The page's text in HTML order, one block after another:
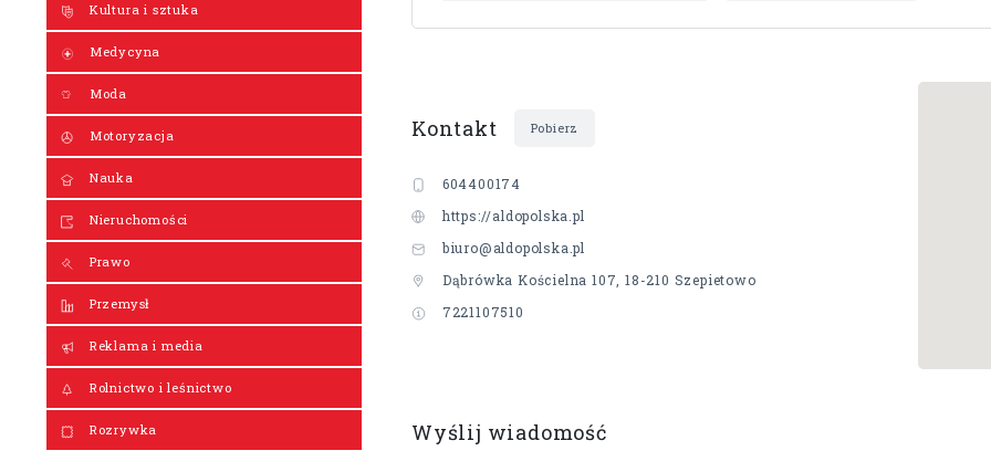
Kultura i sztuka
Medycyna
Moda
Motoryzacja
Nauka
Nieruchomości
Prawo
Przemysł
Reklama i media
Rolnictwo i leśnictwo
Rozrywka
Kontakt Pobierz
604400174
https://aldopolska.pl
biuro@aldopolska.pl
Dąbrówka Kościelna 107, 18-210 Szepietowo
7221107510
Wyślij wiadomość